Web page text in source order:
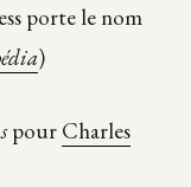
porte le nom
)
pour Charles